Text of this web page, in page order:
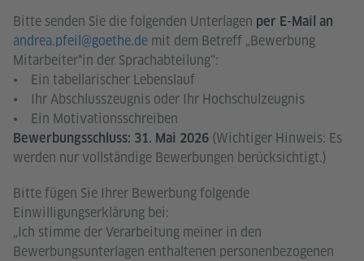
Bitte senden Sie die folgenden Unterlagen per E-Mail an
andrea.pfeil@goethe.de mit dem Betreff „Bewerbung
Mitarbeiter*in der Sprachabteilung“:
• Ein tabellarischer Lebenslauf
• Ihr Abschlusszeugnis oder Ihr Hochschulzeugnis
• Ein Motivationsschreiben
Bewerbungsschluss: 31. Mai 2026 (Wichtiger Hinweis: Es
werden nur vollständige Bewerbungen berücksichtigt.)
Bitte fügen Sie Ihrer Bewerbung folgende
Einwilligungserklärung bei:
„Ich stimme der Verarbeitung meiner in den
Bewerbungsunterlagen enthaltenen personenbezogenen